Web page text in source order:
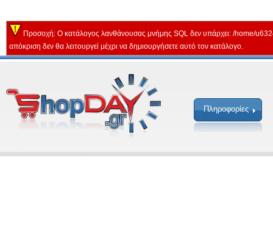
Προσοχή: Ο κατάλογος λανθάνουσας μνήμης SQL δεν υπάρχει: /home/
απόκριση δεν θα λειτουργεί μέχρι να δημιουργήσετε αυτό τον κατάλογο.
Πληροφορίες